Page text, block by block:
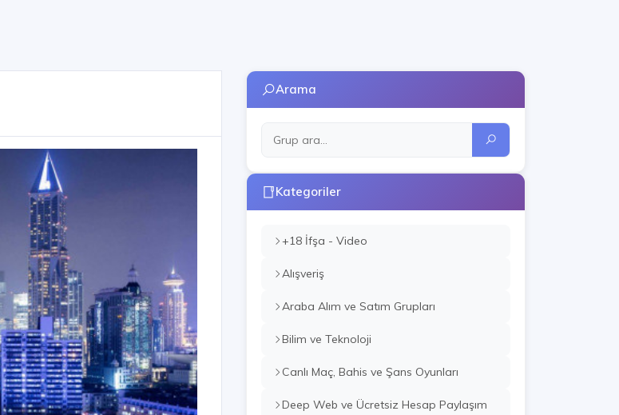
Arama
Kategoriler
+18 İfşa - Video
Alışveriş
Araba Alım ve Satım Grupları
Bilim ve Teknoloji
Canlı Maç, Bahis ve Şans Oyunları
Deep Web ve Ücretsiz Hesap Paylaşım